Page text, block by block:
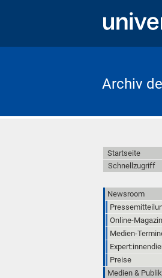
Archiv
Startseite
Schnellzugriff
Newsroom
Online-Magazin
Medien-
Preise
Medien &